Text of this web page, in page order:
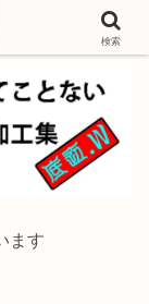
するブログ
ます
検索